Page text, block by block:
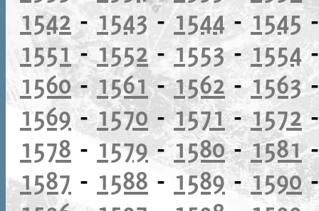
1542 - 1543- 1544-1545
1551-1552 - 1553-1554
1560-1561-1562-1563
1569 -1570-1571-1572
1578 - 1579 -1580-1581
1587 - 1588 - 1589-1590